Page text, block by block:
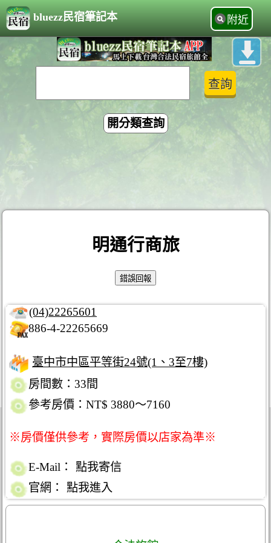
bluezz民宿筆記本 附近
開分類查詢
明通行商旅
(04)22265601
886-4-22265669
臺中市中區平等街24號(1、3至7樓)
房間數：33間
參考房價：NT$ 3880～7160
※房價僅供參考，實際房價以店家為準※
E-Mail：
點我寄信
官網：
點我進入